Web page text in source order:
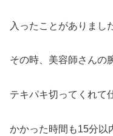
入ったことがありまし
その時、美容師さんの
テキパキ切ってくれて
かかった時間も15分以